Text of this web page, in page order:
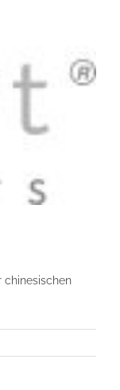
chinesischen